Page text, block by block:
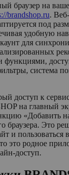
браузер на
brandshop.ru.
под
удобную
для
функциями,
система
доступ к
на главный
«Добавить
браузера. Это
и пользоваться
это родное
доступ.